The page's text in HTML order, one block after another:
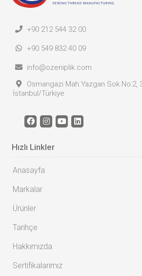
+90 212 544 32 00
+90 549 832 40 09
info@ozeniplik.com
Osmangazi Mah.Yazgan Sok.No:2,
İstanbul/Türkiye
Hızlı Linkler
Anasayfa
Markalar
Ürünler
Tarihçe
Hakkımızda
Sertifikalarımız